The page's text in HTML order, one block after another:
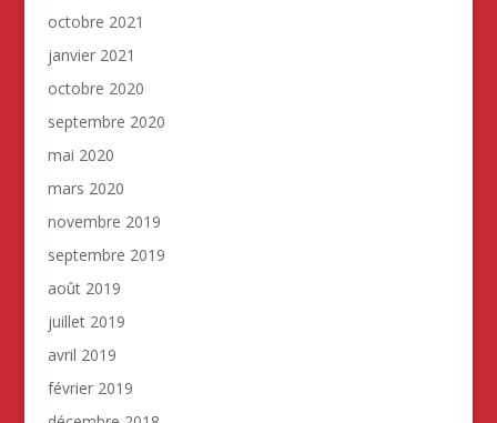
octobre 2021
janvier 2021
octobre 2020
septembre 2020
mai 2020
mars 2020
novembre 2019
septembre 2019
août 2019
juillet 2019
avril 2019
février 2019